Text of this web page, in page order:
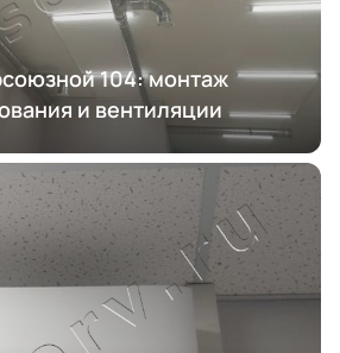
104: монтаж
и вентиляции